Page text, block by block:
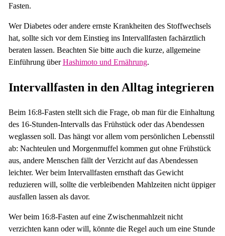
Fasten.
Wer Diabetes oder andere ernste Krankheiten des Stoffwechsels
hat, sollte sich vor dem Einstieg ins Intervallfasten fachärztlich
beraten lassen. Beachten Sie bitte auch die kurze, allgemeine
Einführung überHashimoto und Ernährung.
Intervallfasten in den Alltag integrieren
Beim 16:8-Fasten stellt sich die Frage, ob man für die Einhaltung
des 16-Stunden-Intervalls das Frühstück oder das Abendessen
weglassen soll. Das hängt vor allem vom persönlichen Lebensstil
ab: Nachteulen und Morgenmuffel kommen gut ohne Frühstück
aus, andere Menschen fällt der Verzicht auf das Abendessen
leichter. Wer beim Intervallfasten ernsthaft das Gewicht
reduzieren will, sollte die verbleibenden Mahlzeiten nicht üppiger
ausfallen lassen als davor.
Wer beim 16:8-Fasten auf eine Zwischenmahlzeit nicht
verzichten kann oder will, könnte die Regel auch um eine Stunde